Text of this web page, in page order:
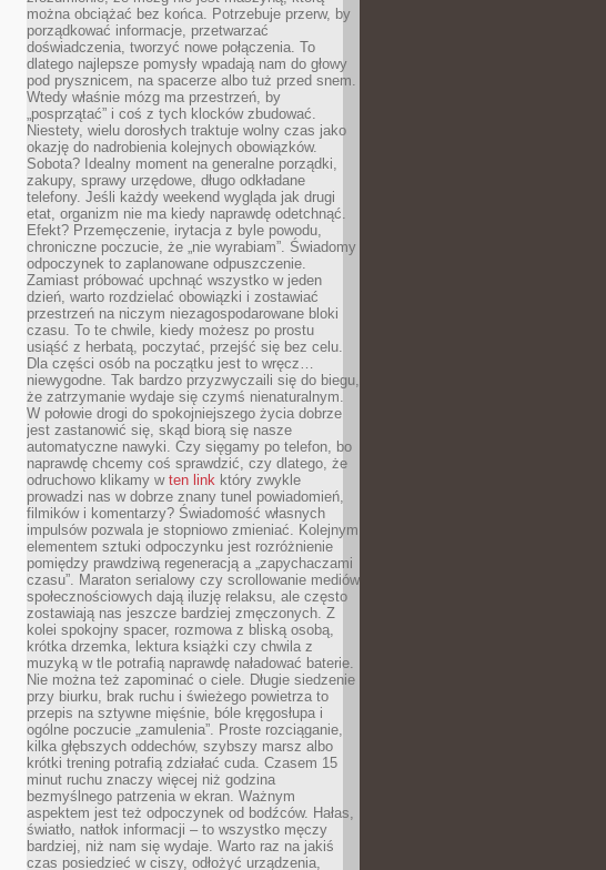
można obciążać bez końca. Potrzebuje przerw, by
porządkować informacje, przetwarzać
doświadczenia, tworzyć nowe połączenia. To
dlatego najlepsze pomysły wpadają nam do głowy
pod prysznicem, na spacerze albo tuż przed snem.
Wtedy właśnie mózg ma przestrzeń, by
„posprzątać” i coś z tych klocków zbudować.
Niestety, wielu dorosłych traktuje wolny czas jako
okazję do nadrobienia kolejnych obowiązków.
Sobota? Idealny moment na generalne porządki,
zakupy, sprawy urzędowe, długo odkładane
telefony. Jeśli każdy weekend wygląda jak drugi
etat, organizm nie ma kiedy naprawdę odetchnąć.
Efekt? Przemęczenie, irytacja z byle powodu,
chroniczne poczucie, że „nie wyrabiam”. Świadomy
odpoczynek to zaplanowane odpuszczenie.
Zamiast próbować upchnąć wszystko w jeden
dzień, warto rozdzielać obowiązki i zostawiać
przestrzeń na niczym niezagospodarowane bloki
czasu. To te chwile, kiedy możesz po prostu
usiąść z herbatą, poczytać, przejść się bez celu.
Dla części osób na początku jest to wręcz…
niewygodne. Tak bardzo przyzwyczaili się do biegu,
że zatrzymanie wydaje się czymś nienaturalnym.
W połowie drogi do spokojniejszego życia dobrze
jest zastanowić się, skąd biorą się nasze
automatyczne nawyki. Czy sięgamy po telefon, bo
naprawdę chcemy coś sprawdzić, czy dlatego, że
odruchowo klikamy w ten link który zwykle
prowadzi nas w dobrze znany tunel powiadomień,
filmików i komentarzy? Świadomość własnych
impulsów pozwala je stopniowo zmieniać. Kolejnym
elementem sztuki odpoczynku jest rozróżnienie
pomiędzy prawdziwą regeneracją a „zapychaczami
czasu”. Maraton serialowy czy scrollowanie mediów
społecznościowych dają iluzję relaksu, ale często
zostawiają nas jeszcze bardziej zmęczonych. Z
kolei spokojny spacer, rozmowa z bliską osobą,
krótka drzemka, lektura książki czy chwila z
muzyką w tle potrafią naprawdę naładować baterie.
Nie można też zapominać o ciele. Długie siedzenie
przy biurku, brak ruchu i świeżego powietrza to
przepis na sztywne mięśnie, bóle kręgosłupa i
ogólne poczucie „zamulenia”. Proste rozciąganie,
kilka głębszych oddechów, szybszy marsz albo
krótki trening potrafią zdziałać cuda. Czasem 15
minut ruchu znaczy więcej niż godzina
bezmyślnego patrzenia w ekran. Ważnym
aspektem jest też odpoczynek od bodźców. Hałas,
światło, natłok informacji – to wszystko męczy
bardziej, niż nam się wydaje. Warto raz na jakiś
czas posiedzieć w ciszy, odłożyć urządzenia,